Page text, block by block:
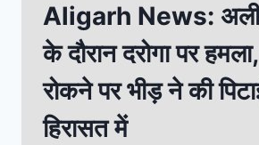
Aligarh News:
के दौरान दरोगा पर
रोकने पर भीड़ ने की
हिरासत में